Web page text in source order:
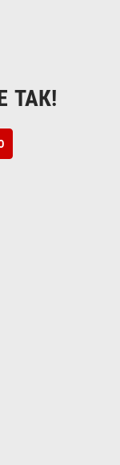
ТАК!